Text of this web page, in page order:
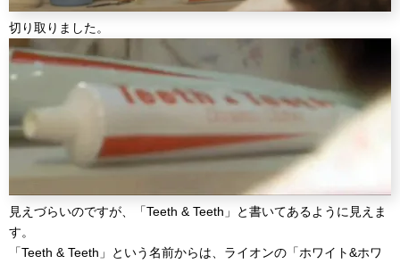
切り取りました。
見えづらいのですが、「Teeth & Teeth」と書いてあるように見えま
す。
「Teeth & Teeth」という名前からは、ライオンの「ホワイト&ホワ